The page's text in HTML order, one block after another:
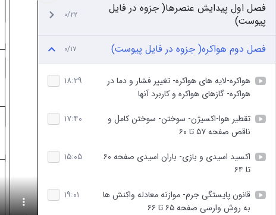
فصل اول پیدایش عنصرها( جزوه در فایل
پیوست)
۰/۲۲
فصل دوم هواکره( جزوه در فایل پیوست) ۰/۱۷
هواکره-لایه های هواکره- تغییر فشار و دما در
هواکره- گازهای هواکره و کاربرد آنها
۱۸:۲۹
تقطیر هوا-اکسیژن- سوختن- سوختن کامل و
ناقص صفحه ۵۷ تا ۶۰
۱۷:۴۰
اکسید اسیدی و بازی- باران اسیدی صفحه ۶۰
تا ۶۴
۱۵:۰۵
قانون پایستگی جرم- موازنه معادله واکنش ها
به روش وارسی صفحه ۶۵ تا ۶۶
۱۹:۰۱